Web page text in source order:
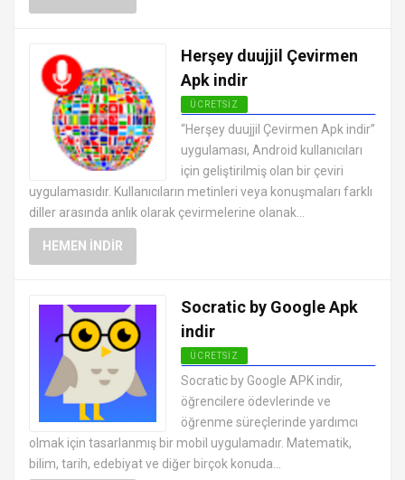
Herşey duujjil Çevirmen
Apk indir
ÜCRETSIZ
ANDROID EĞITIM UYGULAMALARI
APK
“Herşey duujjil Çevirmen Apk indir”
uygulaması, Android kullanıcıları
için geliştirilmiş olan bir çeviri
uygulamasıdır. Kullanıcıların metinleri veya konuşmaları farklı
diller arasında anlık olarak çevirmelerine olanak...
HEMEN İNDIR
Socratic by Google Apk
indir
ÜCRETSIZ
ANDROID EĞITIM UYGULAMALARI
APK
Socratic by Google APK indir,
öğrencilere ödevlerinde ve
öğrenme süreçlerinde yardımcı
olmak için tasarlanmış bir mobil uygulamadır. Matematik,
bilim, tarih, edebiyat ve diğer birçok konuda...